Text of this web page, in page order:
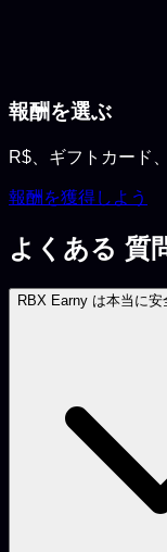
報酬を選ぶ
R$、ギフトカード
報酬を獲得しよう
よくある 質
RBX Earny は本当に